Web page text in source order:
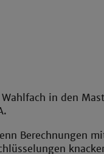
in den
Berechnungen